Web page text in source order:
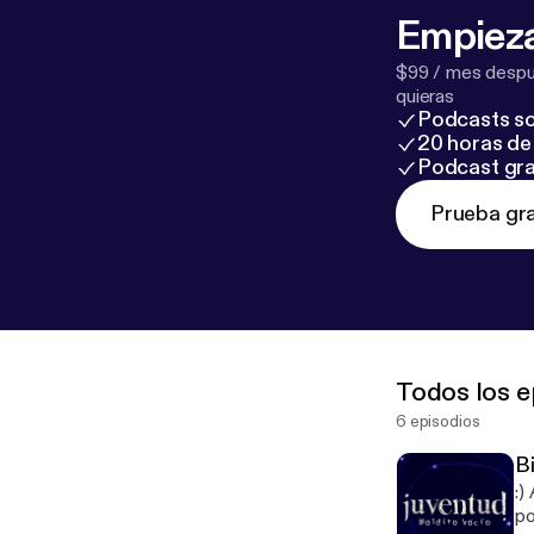
$99 / mes
quieras
Podcasts
20 horas
Podcast
Prueba
Todos los
6 episodios
:)